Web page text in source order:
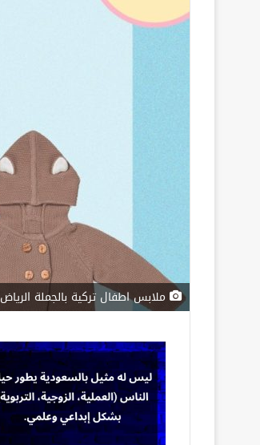
ملابس اطفال تركية بالجملة الرياض